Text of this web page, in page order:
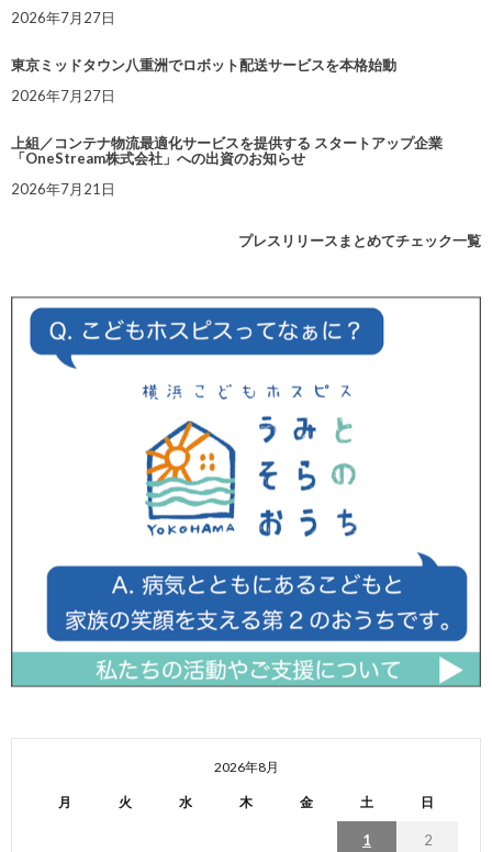
2026年7月27日
東京ミッドタウン八重洲でロボット配送サービスを本格始動
2026年7月27日
上組／コンテナ物流最適化サービスを提供する スタートアップ企業
「OneStream株式会社」への出資のお知らせ
2026年7月21日
プレスリリースまとめてチェック一覧
2026年8月
月 火 水 木 金 土 日
1 2